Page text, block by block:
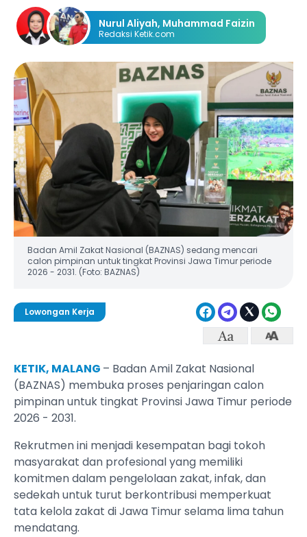
Nurul Aliyah, Muhammad Faizin
Redaksi Ketik.com
Badan Amil Zakat Nasional (BAZNAS) sedang mencari
calon pimpinan untuk tingkat Provinsi Jawa Timur periode
2026 - 2031. (Foto: BAZNAS)
Lowongan Kerja
KETIK, MALANG – Badan Amil Zakat Nasional
(BAZNAS) membuka proses penjaringan calon
pimpinan untuk tingkat Provinsi Jawa Timur periode
2026 - 2031.
Rekrutmen ini menjadi kesempatan bagi tokoh
masyarakat dan profesional yang memiliki
komitmen dalam pengelolaan zakat, infak, dan
sedekah untuk turut berkontribusi memperkuat
tata kelola zakat di Jawa Timur selama lima tahun
mendatang.